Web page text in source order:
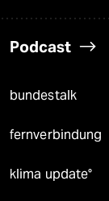
Podcast
bundestalk
fernverbindung
klima update°